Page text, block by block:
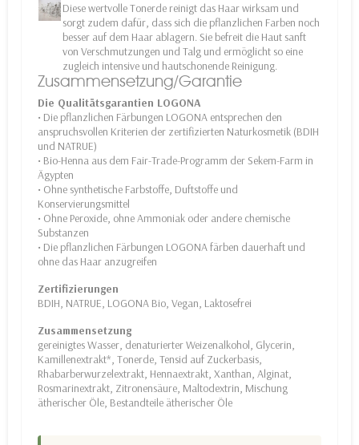
Diese wertvolle Tonerde reinigt das Haar wirksam und
sorgt zudem dafür, dass sich die pflanzlichen Farben noch
besser auf dem Haar ablagern. Sie befreit die Haut sanft
von Verschmutzungen und Talg und ermöglicht so eine
zugleich intensive und hautschonende Reinigung.
Zusammensetzung/Garantie
Die Qualitätsgarantien LOGONA
• Die pflanzlichen Färbungen LOGONA entsprechen den
anspruchsvollen Kriterien der zertifizierten Naturkosmetik (BDIH
und NATRUE)
• Bio-Henna aus dem Fair-Trade-Programm der Sekem-Farm in
Ägypten
• Ohne synthetische Farbstoffe, Duftstoffe und
Konservierungsmittel
• Ohne Peroxide, ohne Ammoniak oder andere chemische
Substanzen
• Die pflanzlichen Färbungen LOGONA färben dauerhaft und
ohne das Haar anzugreifen
Zertifizierungen
BDIH, NATRUE, LOGONA Bio, Vegan, Laktosefrei
Zusammensetzung
gereinigtes Wasser, denaturierter Weizenalkohol, Glycerin,
Kamillenextrakt*, Tonerde, Tensid auf Zuckerbasis,
Rhabarberwurzelextrakt, Hennaextrakt, Xanthan, Alginat,
Rosmarinextrakt, Zitronensäure, Maltodextrin, Mischung
ätherischer Öle, Bestandteile ätherischer Öle